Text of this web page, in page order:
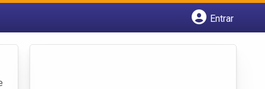
Entrar